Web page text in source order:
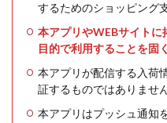
するためのショッピング
本アプリやWEBサイト
目的で利用することを固
本アプリが配信する入荷
証するものではありません
本アプリはプッシュ通知